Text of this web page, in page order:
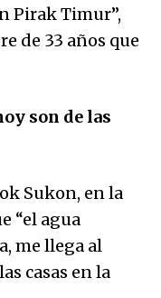
Pirak Timur”,
de 33 años que
son de las
Sukon, en la
“el agua
me llega al
casas en la